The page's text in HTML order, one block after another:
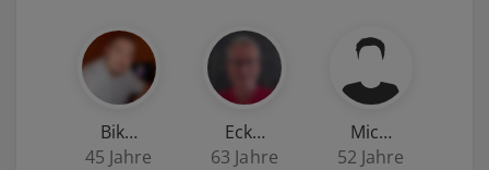
Bik…
45 Jahre
Eck…
63 Jahre
Mic…
52 Jahre